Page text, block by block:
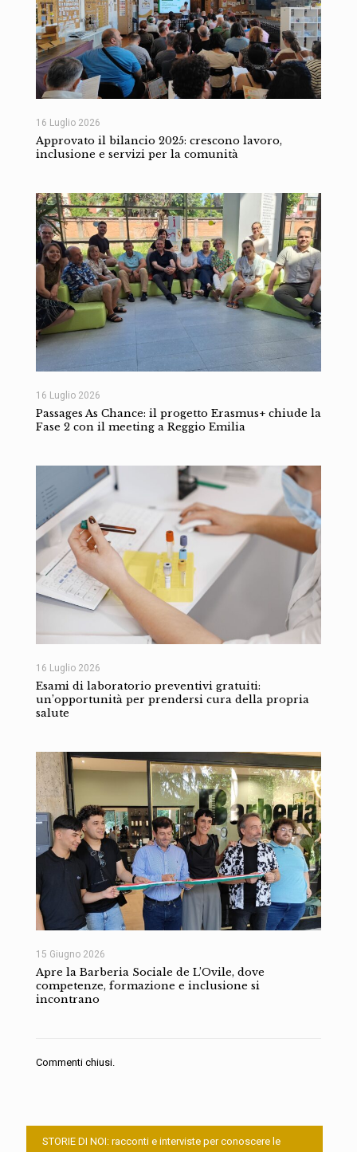
16 Luglio 2026
Approvato il bilancio 2025: crescono lavoro,
inclusione e servizi per la comunità
16 Luglio 2026
Passages As Chance: il progetto Erasmus+ chiude la
Fase 2 con il meeting a Reggio Emilia
16 Luglio 2026
Esami di laboratorio preventivi gratuiti:
un’opportunità per prendersi cura della propria
salute
15 Giugno 2026
Apre la Barberia Sociale de L’Ovile, dove
competenze, formazione e inclusione si
incontrano
Commenti chiusi.
STORIE DI NOI: racconti e interviste per conoscere le